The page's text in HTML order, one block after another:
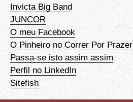
Invicta Big Band
JUNCOR
O meu Facebook
O Pinheiro no Correr Por Prazer
Passa-se isto assim assim
Perfil no LinkedIn
Sitefish